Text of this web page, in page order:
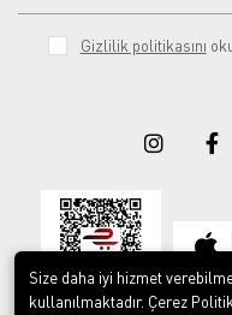
Gizlilik politikasını
Size daha iyi hizmet
kullanılmaktadır. Çerez